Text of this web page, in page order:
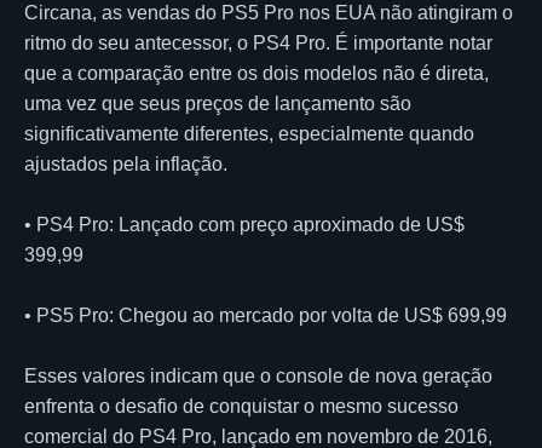
Circana, as vendas do PS5 Pro nos EUA não atingiram o
ritmo do seu antecessor, o PS4 Pro. É importante notar
que a comparação entre os dois modelos não é direta,
uma vez que seus preços de lançamento são
significativamente diferentes, especialmente quando
ajustados pela inflação.
• PS4 Pro: Lançado com preço aproximado de US$
399,99
• PS5 Pro: Chegou ao mercado por volta de US$ 699,99
Esses valores indicam que o console de nova geração
enfrenta o desafio de conquistar o mesmo sucesso
comercial do PS4 Pro, lançado em novembro de 2016,